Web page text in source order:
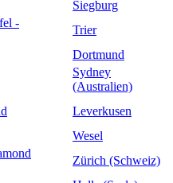
Siegburg
-
Trier
Dortmund
Sydney
(Australien)
Leverkusen
Wesel
Zürich (Schweiz)